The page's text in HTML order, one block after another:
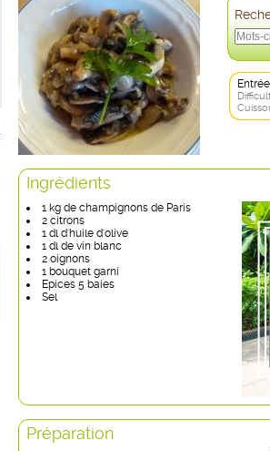
Entrée
Ingrédients
1 kg de champignons de Paris
2 citrons
1 dl d'huile d'olive
1 dl de vin blanc
2 oignons
1 bouquet garni
Epices 5 baies
Sel
Préparation